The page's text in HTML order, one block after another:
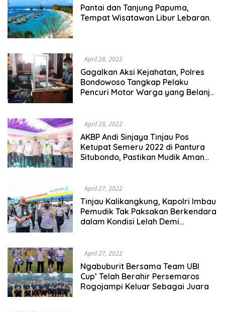
Pantai dan Tanjung Papuma,
Tempat Wisatawan Libur Lebaran.
April 28, 2022
Gagalkan Aksi Kejahatan, Polres
Bondowoso Tangkap Pelaku
Pencuri Motor Warga yang Belanja
April 28, 2022
AKBP Andi Sinjaya Tinjau Pos
Ketupat Semeru 2022 di Pantura
Situbondo, Pastikan Mudik Aman
April 27, 2022
Tinjau Kalikangkung, Kapolri Imbau
Pemudik Tak Paksakan Berkendara
dalam Kondisi Lelah Demi
April 27, 2022
Ngabuburit Bersama Team UBI
Cup’ Telah Berahir Persemaros
Rogojampi Keluar Sebagai Juara